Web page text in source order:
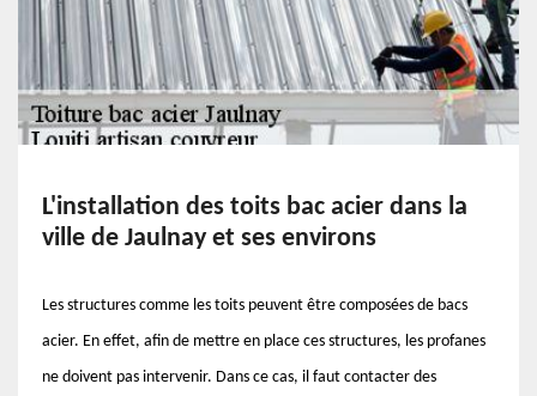
L'installation des toits bac acier dans la
ville de Jaulnay et ses environs
Les structures comme les toits peuvent être composées de bacs
acier. En effet, afin de mettre en place ces structures, les profanes
ne doivent pas intervenir. Dans ce cas, il faut contacter des